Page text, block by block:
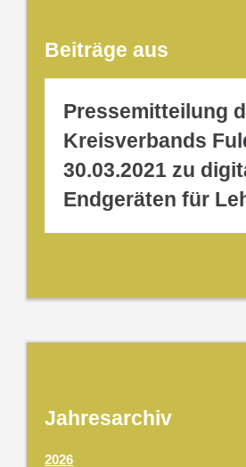
Beiträge aus
Pressemitteilung
Kreisverbands
30.03.2021 zu
Endgeräten für
Jahresarchiv
2026